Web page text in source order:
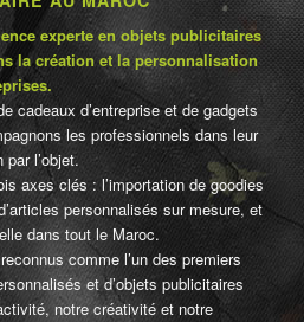
experte en objets publicitaires
la création et la personnalisation
cadeaux d’entreprise et de gadgets
les professionnels dans leur
l’objet.
axes clés : l’importation de goodies
personnalisés sur mesure, et
dans tout le Maroc.
comme l’un des premiers
et d’objets publicitaires
notre créativité et notre